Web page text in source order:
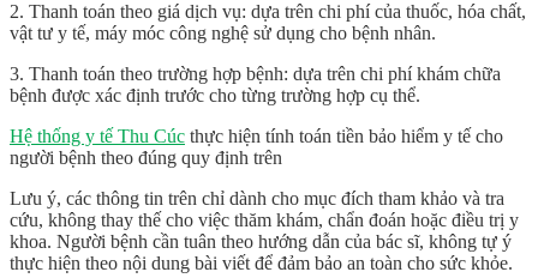
2. Thanh toán theo giá dịch vụ: dựa trên chi phí của thuốc, hóa chất,
vật tư y tế, máy móc công nghệ sử dụng cho bệnh nhân.
3. Thanh toán theo trường hợp bệnh: dựa trên chi phí khám chữa
bệnh được xác định trước cho từng trường hợp cụ thể.
Hệ thống y tế Thu Cúc thực hiện tính toán tiền bảo hiểm y tế cho
người bệnh theo đúng quy định trên
Lưu ý, các thông tin trên chỉ dành cho mục đích tham khảo và tra
cứu, không thay thế cho việc thăm khám, chẩn đoán hoặc điều trị y
khoa. Người bệnh cần tuân theo hướng dẫn của bác sĩ, không tự ý
thực hiện theo nội dung bài viết để đảm bảo an toàn cho sức khỏe.